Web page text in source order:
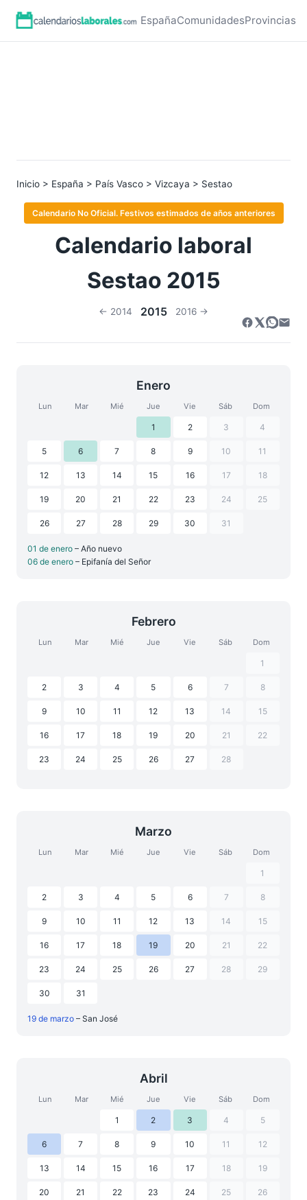
EspañaComunidadesProvincias
Inicio > España > País Vasco > Vizcaya > Sestao
Calendario No Oficial. Festivos estimados de años anteriores
Calendario laboral
Sestao 2015
← 2014 2015 2016 →
Enero
Lun Mar Mié Jue Vie Sáb Dom
1 2 3 4
5 6 7 8 9 10 11
12 13 14 15 16 17 18
19 20 21 22 23 24 25
26 27 28 29 30 31
01 de enero – Año nuevo
06 de enero – Epifanía del Señor
Febrero
Lun Mar Mié Jue Vie Sáb Dom
1
2 3 4 5 6 7 8
9 10 11 12 13 14 15
16 17 18 19 20 21 22
23 24 25 26 27 28
Marzo
Lun Mar Mié Jue Vie Sáb Dom
1
2 3 4 5 6 7 8
9 10 11 12 13 14 15
16 17 18 19 20 21 22
23 24 25 26 27 28 29
30 31
19 de marzo – San José
Abril
Lun Mar Mié Jue Vie Sáb Dom
1 2 3 4 5
6 7 8 9 10 11 12
13 14 15 16 17 18 19
20 21 22 23 24 25 26